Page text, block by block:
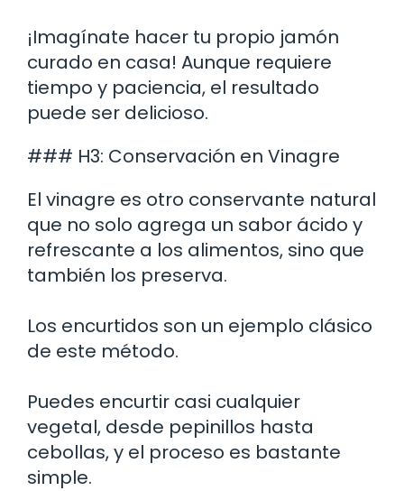
¡Imagínate hacer tu propio jamón
curado en casa! Aunque requiere
tiempo y paciencia, el resultado
puede ser delicioso.
### H3: Conservación en Vinagre
El vinagre es otro conservante natural
que no solo agrega un sabor ácido y
refrescante a los alimentos, sino que
también los preserva.
Los encurtidos son un ejemplo clásico
de este método.
Puedes encurtir casi cualquier
vegetal, desde pepinillos hasta
cebollas, y el proceso es bastante
simple.